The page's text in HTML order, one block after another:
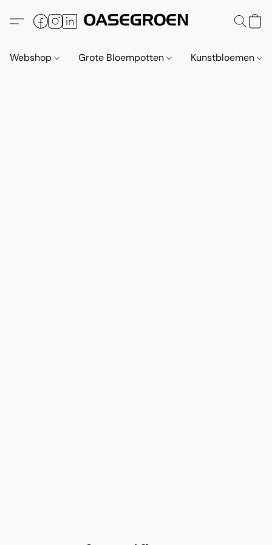
Webshop Grote Bloempotten Kunstbloemen